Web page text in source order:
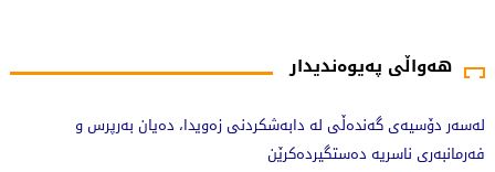
هەواڵی پەیوەندیدار
لەسەر دۆسیەی گەندەڵی لە دابەشکردنی زەویدا، دەیان بەرپرس و
فەرمانبەری ناسریە دەستگیردەکرێن